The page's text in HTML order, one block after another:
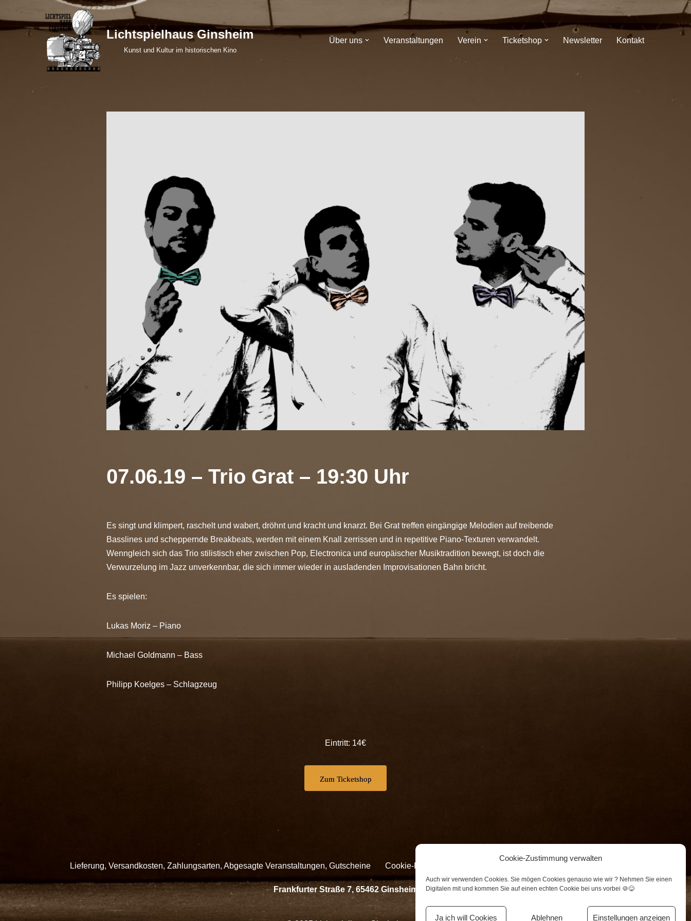
Cookie-Zustimmung verwalten
Auch wir verwenden Cookies. Sie mögen Cookies genauso wie wir ? Nehmen Sie einen
Digitalen mit und kommen Sie auf einen echten Cookie bei uns vorbei 🍪😋
Ja ich will Cookies Ablehnen Einstellungen anzeigen
Zum
Lichtspielhaus Ginsheim
Kunst und Kultur im historischen Kino
Über uns Veranstaltungen Verein Ticketshop Newsletter Kontakt
07.06.19 – Trio Grat – 19:30 Uhr
Es singt und klimpert, raschelt und wabert, dröhnt und kracht und knarzt. Bei Grat treffen eingängige Melodien auf treibende
Basslines und scheppernde Breakbeats, werden mit einem Knall zerrissen und in repetitive Piano-Texturen verwandelt.
Wenngleich sich das Trio stilistisch eher zwischen Pop, Electronica und europäischer Musiktradition bewegt, ist doch die
Verwurzelung im Jazz unverkennbar, die sich immer wieder in ausladenden Improvisationen Bahn bricht.
Es spielen:
Lukas Moriz – Piano
Michael Goldmann – Bass
Philipp Koelges – Schlagzeug
Eintritt: 14€
Zum Ticketshop
Lieferung, Versandkosten, Zahlungsarten, Abgesagte Veranstaltungen, Gutscheine Cookie-Richtlinie
Frankfurter Straße 7, 65462 Ginsheim